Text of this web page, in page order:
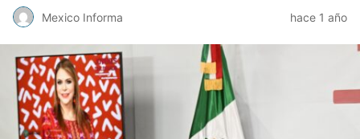
Mexico Informa hace 1 año